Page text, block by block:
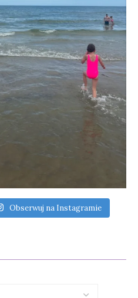
Obserwuj na Instagramie